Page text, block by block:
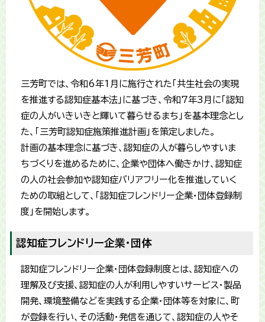
三芳町では、令和6年1月に施行された「共生社会の実現
を推進する認知症基本法」に基づき、令和7年3月に「認知
症の人がいきいきと輝いて暮らせるまち」を基本理念とし
た、「三芳町認知症施策推進計画」を策定しました。
計画の基本理念に基づき、認知症の人が暮らしやすいま
ちづくりを進めるために、企業や団体へ働きかけ、認知症
の人の社会参加や認知症バリアフリー化を推進していく
ための取組として、「認知症フレンドリー企業・団体登録制
度」を開始します。
認知症フレンドリー企業・団体
認知症フレンドリー企業・団体登録制度とは、認知症への
理解及び支援、認知症の人が利用しやすいサービス・製品
開発、環境整備などを実践する企業・団体等を対象に、町
が登録を行い、その活動・発信を通じて、認知症の人やそ